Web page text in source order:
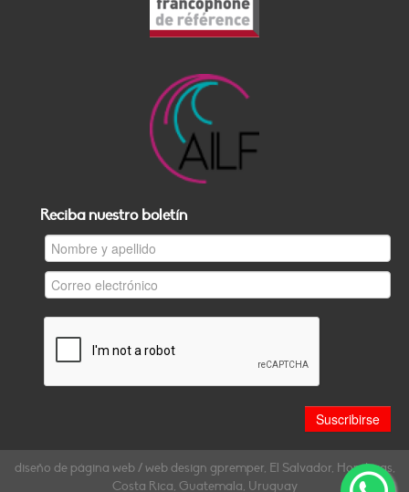
Reciba nuestro boletín
diseño de página web / web design gpremper, El Salvador, Honduras,
Costa Rica, Guatemala, Uruguay